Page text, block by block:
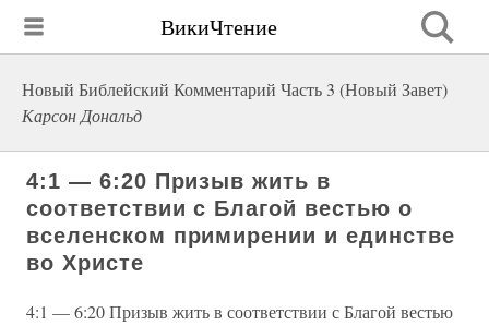
ВикиЧтение
Новый Библейский Комментарий Часть 3 (Новый Завет)
Карсон Дональд
4:1 — 6:20 Призыв жить в
соответствии с Благой вестью о
вселенском примирении и единстве
во Христе
4:1 — 6:20 Призыв жить в соответствии с Благой вестью